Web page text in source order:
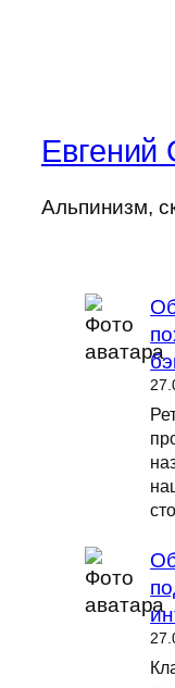
Евгений
Альпинизм,